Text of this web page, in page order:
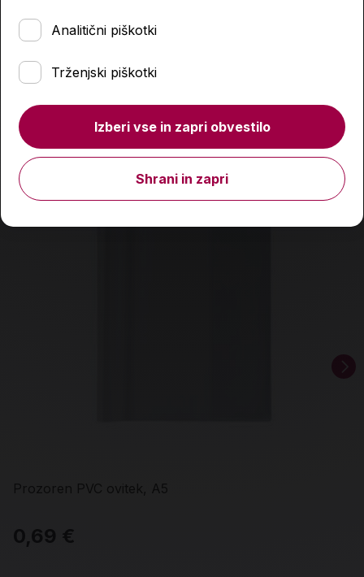
Količina
Podobni izdelki
Prozoren PVC ovitek, A5
0,69 €
Analitični piškotki
Trženjski piškotki
Izberi vse in zapri obvestilo
Shrani in zapri